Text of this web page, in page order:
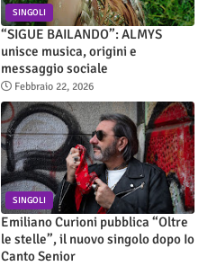
SINGOLI
“SIGUE BAILANDO”: ALMYS
unisce musica, origini e
messaggio sociale
Febbraio 22, 2026
SINGOLI
Emiliano Curioni pubblica “Oltre
le stelle”, il nuovo singolo dopo Io
Canto Senior